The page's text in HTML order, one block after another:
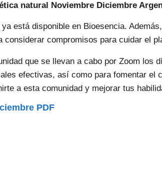
natural Noviembre Diciembre
está disponible en Bioesencia.
compromisos para cuidar el
que se llevan a cabo por Zoom los
efectivas, así como para fomentar el
a esta comunidad y mejorar tus
PDF